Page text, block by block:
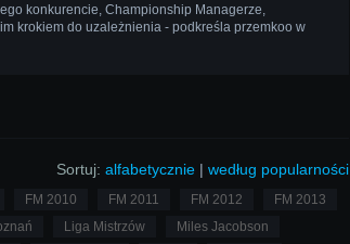
konkurencie, Championship Managerze,
krokiem do uzależnienia - podkreśla przemkoo w
Sortuj: alfabetycznie |według popularności
FM 2010 FM 2011 FM 2012
FM 2013
Liga Mistrzów
Miles Jacobson